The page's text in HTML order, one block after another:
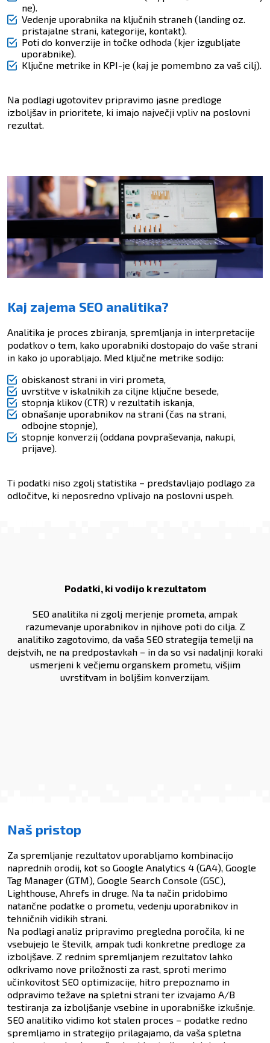
ne).
Vedenje uporabnika na ključnih straneh (landing oz.
pristajalne strani, kategorije, kontakt).
Poti do konverzije in točke odhoda (kjer izgubljate
uporabnike).
Ključne metrike in KPI-je (kaj je pomembno za vaš cilj).
Na podlagi ugotovitev pripravimo jasne predloge
izboljšav in prioritete, ki imajo največji vpliv na poslovni
rezultat.
Kaj zajema SEO analitika?
Analitika je proces zbiranja, spremljanja in interpretacije
podatkov o tem, kako uporabniki dostopajo do vaše strani
in kako jo uporabljajo. Med ključne metrike sodijo:
obiskanost strani in viri prometa,
uvrstitve v iskalnikih za ciljne ključne besede,
stopnja klikov (CTR) v rezultatih iskanja,
obnašanje uporabnikov na strani (čas na strani,
odbojne stopnje),
stopnje konverzij (oddana povpraševanja, nakupi,
prijave).
Ti podatki niso zgolj statistika – predstavljajo podlago za
odločitve, ki neposredno vplivajo na poslovni uspeh.
Podatki, ki vodijo k rezultatom
SEO analitika ni zgolj merjenje prometa, ampak
razumevanje uporabnikov in njihove poti do cilja. Z
analitiko zagotovimo, da vaša SEO strategija temelji na
dejstvih, ne na predpostavkah – in da so vsi nadaljnji koraki
usmerjeni k večjemu organskem prometu, višjim
uvrstitvam in boljšim konverzijam.
Naš pristop
Za spremljanje rezultatov uporabljamo kombinacijo
naprednih orodij, kot so Google Analytics 4 (GA4), Google
Tag Manager (GTM), Google Search Console (GSC),
Lighthouse, Ahrefs in druge. Na ta način pridobimo
natančne podatke o prometu, vedenju uporabnikov in
tehničnih vidikih strani.
Na podlagi analiz pripravimo pregledna poročila, ki ne
vsebujejo le številk, ampak tudi konkretne predloge za
izboljšave. Z rednim spremljanjem rezultatov lahko
odkrivamo nove priložnosti za rast, sproti merimo
učinkovitost SEO optimizacije, hitro prepoznamo in
odpravimo težave na spletni strani ter izvajamo A/B
testiranja za izboljšanje vsebine in uporabniške izkušnje.
SEO analitiko vidimo kot stalen proces – podatke redno
spremljamo in strategijo prilagajamo, da vaša spletna